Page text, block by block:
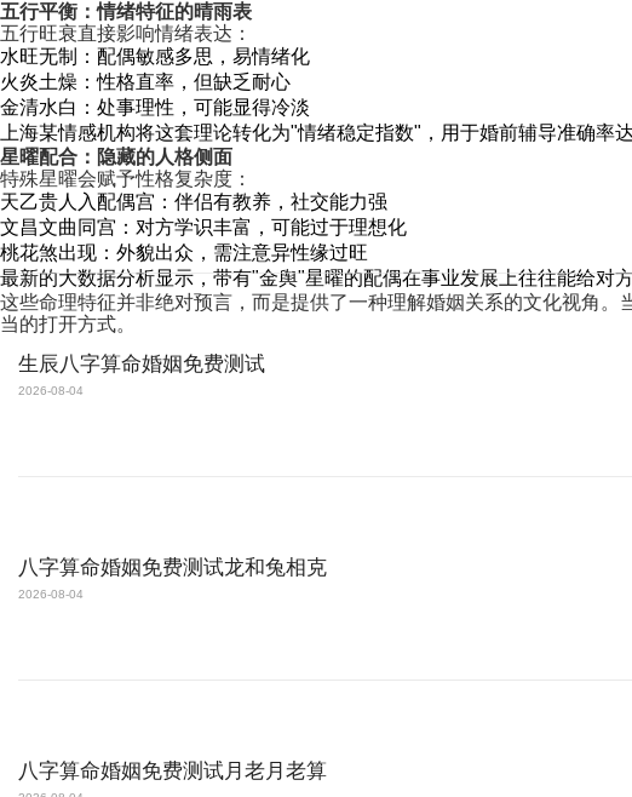
五行平衡：情绪特征的晴雨表
五行旺衰直接影响情绪表达：
水旺无制：配偶敏感多思，易情绪化
火炎土燥：性格直率，但缺乏耐心
金清水白：处事理性，可能显得冷淡
上海某情感机构将这套理论转化为"情绪稳定指数"，用于婚前辅导准确率达
星曜配合：隐藏的人格侧面
特殊星曜会赋予性格复杂度：
天乙贵人入配偶宫：伴侣有教养，社交能力强
文昌文曲同宫：对方学识丰富，可能过于理想化
桃花煞出现：外貌出众，需注意异性缘过旺
最新的大数据分析显示，带有"金舆"星曜的配偶在事业发展上往往能给对
这些命理特征并非绝对预言，而是提供了一种理解婚姻关系的文化视角
当的打开方式。
生辰八字算命婚姻免费测试
2026-08-04
八字算命婚姻免费测试龙和兔相克
2026-08-04
八字算命婚姻免费测试月老月老算